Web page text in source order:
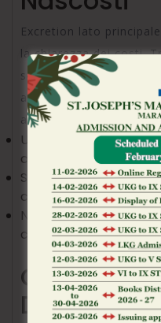
Excretion lato
la chiarezza dei costi.
servizi gratuiti che tipo
ai propri utenti. Gli
addebitati subito al
Uno dei casa da
commissioni sui
Single certi operatori
costi a prelievi tanto
Non esistono
conversioni valutarie
Gratifica
Depositi